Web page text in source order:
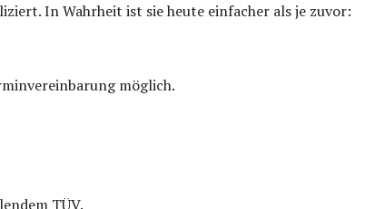
In Wahrheit ist sie heute einfacher als je zuvor:
möglich.
TÜV.